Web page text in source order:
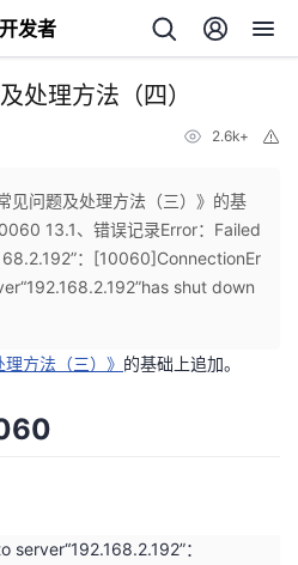
开发者
处理方法（四）
2.6k+
见问题及处理方法（三）》的基
13.1、错误记录Error：Failed
：[10060]ConnectionEr
shut down
方法（三）》 的基础上追加。
：